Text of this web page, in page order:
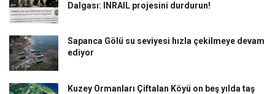
Dalgası: INRAIL projesini durdurun!
Sapanca Gölü su seviyesi hızla çekilmeye devam
ediyor
Kuzey Ormanları Çiftalan Köyü on beş yılda taş